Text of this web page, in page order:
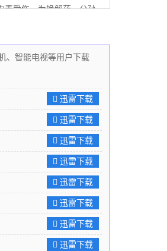
毒受伤。为换解药，公孙
姬及孩子，潜伏宫中做
、智能电视等用户下载
迅雷下载
迅雷下载
迅雷下载
迅雷下载
迅雷下载
迅雷下载
迅雷下载
迅雷下载